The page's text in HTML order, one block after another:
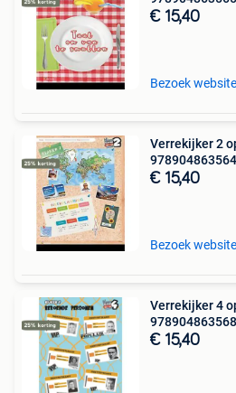
€ 15,40
Bezoek website
Verrekijker 2
€ 15,40
Bezoek website
Verrekijker 4
€ 15,40